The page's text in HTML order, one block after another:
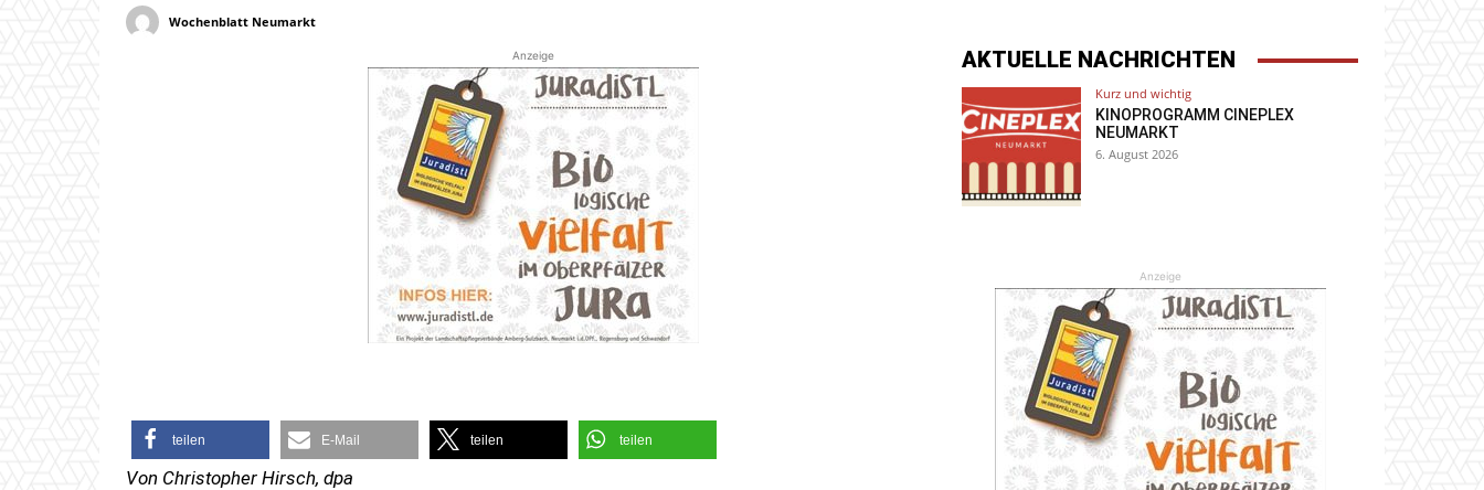
Wochenblatt Neumarkt
Anzeige
teilen E-Mail teilen teilen
Von Christopher Hirsch, dpa
AKTUELLE NACHRICHTEN
Kurz und wichtig
KINOPROGRAMM CINEPLEX
NEUMARKT
6. August 2026
Anzeige